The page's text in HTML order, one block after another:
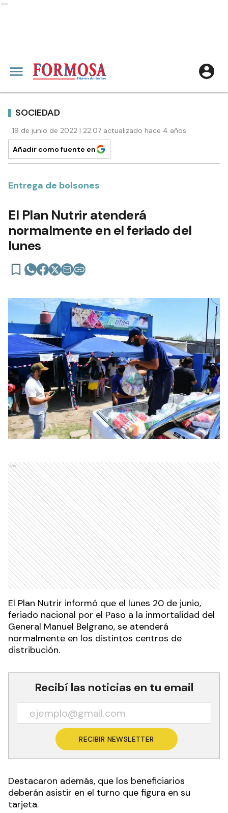
Ads
SOCIEDAD
19 de junio de 2022 | 22:07 actualizado hace 4 años
Añadir como fuente en
Entrega de bolsones
El Plan Nutrir atenderá
normalmente en el feriado del
lunes
Ads
El Plan Nutrir informó que el lunes 20 de junio,
feriado nacional por el Paso a la inmortalidad del
General Manuel Belgrano, se atenderá
normalmente en los distintos centros de
distribución.
Recibí las noticias en tu email
RECIBIR NEWSLETTER
Destacaron además, que los beneficiarios
deberán asistir en el turno que figura en su
tarjeta.